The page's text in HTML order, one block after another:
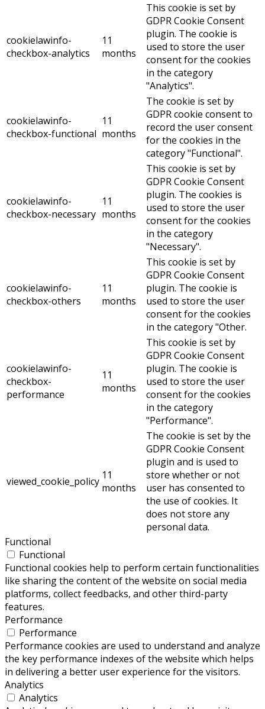
cookielawinfo-
checkbox-analytics
11
months
This cookie is set by
GDPR Cookie Consent
plugin. The cookie is
used to store the user
consent for the cookies
in the category
"Analytics".
cookielawinfo-
checkbox-functional
11
months
The cookie is set by
GDPR cookie consent to
record the user consent
for the cookies in the
category "Functional".
cookielawinfo-
checkbox-necessary
11
months
This cookie is set by
GDPR Cookie Consent
plugin. The cookies is
used to store the user
consent for the cookies
in the category
"Necessary".
cookielawinfo-
checkbox-others
11
months
This cookie is set by
GDPR Cookie Consent
plugin. The cookie is
used to store the user
consent for the cookies
in the category "Other.
cookielawinfo-
checkbox-
performance
11
months
This cookie is set by
GDPR Cookie Consent
plugin. The cookie is
used to store the user
consent for the cookies
in the category
"Performance".
viewed_cookie_policy 11
months
The cookie is set by the
GDPR Cookie Consent
plugin and is used to
store whether or not
user has consented to
the use of cookies. It
does not store any
personal data.
Functional
Functional
Functional cookies help to perform certain functionalities
like sharing the content of the website on social media
platforms, collect feedbacks, and other third-party
features.
Performance
Performance
Performance cookies are used to understand and analyze
the key performance indexes of the website which helps
in delivering a better user experience for the visitors.
Analytics
Analytics